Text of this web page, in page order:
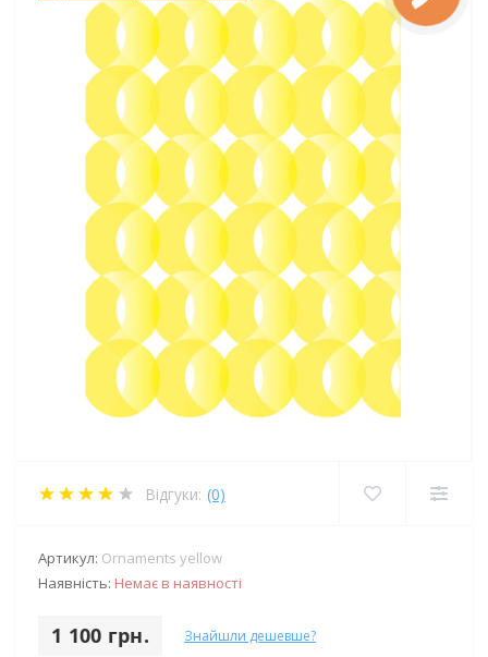
Відгуки: (0)
Артикул: Ornaments yellow
Наявність: Немає в наявності
1 100 грн. Знайшли дешевше?